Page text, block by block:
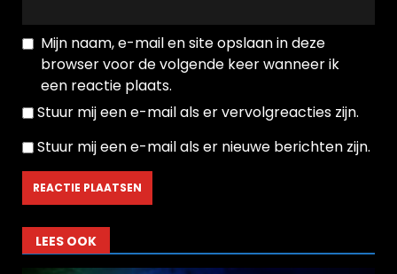
Mijn naam, e-mail en site opslaan in deze
browser voor de volgende keer wanneer ik
een reactie plaats.
Stuur mij een e-mail als er vervolgreacties zijn.
Stuur mij een e-mail als er nieuwe berichten zijn.
LEES OOK